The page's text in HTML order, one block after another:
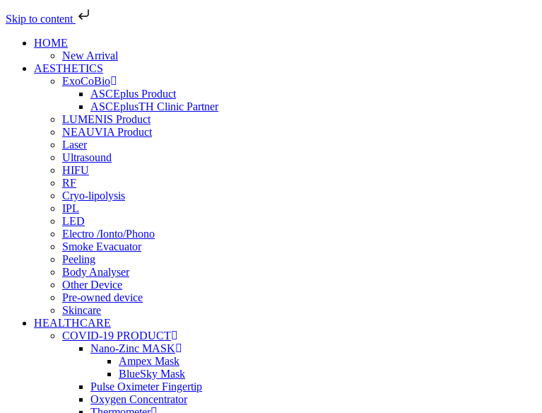
Skip to content
Skip
content
HOME
New Arrival
AESTHETICS
ExoCoBio
ASCEplus Product
ASCEplusTH Clinic Partner
LUMENIS Product
NEAUVIA Product
Laser
Ultrasound
HIFU
RF
Cryo-lipolysis
IPL
LED
Electro /Ionto/Phono
Smoke Evacuator
Peeling
Body Analyser
Other Device
Pre-owned device
Skincare
HEALTHCARE
COVID-19 PRODUCT
Nano-Zinc MASK
Ampex Mask
BlueSky Mask
Pulse Oximeter Fingertip
Oxygen Concentrator